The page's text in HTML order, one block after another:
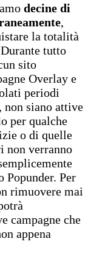
decine di
,
la totalità
tutto
sito
Overlay e
periodi
siano attive
per qualche
o di quelle
non verranno
Popunder. Per
rimuovere mai
campagne che
appena